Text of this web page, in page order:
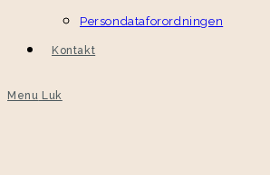
Persondataforordningen
Kontakt
Menu Luk